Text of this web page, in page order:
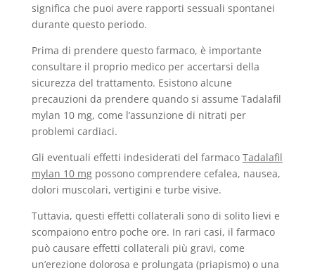
significa che puoi avere rapporti sessuali spontanei
durante questo periodo.
Prima di prendere questo farmaco, è importante
consultare il proprio medico per accertarsi della
sicurezza del trattamento. Esistono alcune
precauzioni da prendere quando si assume Tadalafil
mylan 10 mg, come l’assunzione di nitrati per
problemi cardiaci.
Gli eventuali effetti indesiderati del farmaco Tadalafil
mylan 10 mgpossono comprendere cefalea, nausea,
dolori muscolari, vertigini e turbe visive.
Tuttavia, questi effetti collaterali sono di solito lievi e
scompaiono entro poche ore. In rari casi, il farmaco
può causare effetti collaterali più gravi, come
un’erezione dolorosa e prolungata (priapismo) o una